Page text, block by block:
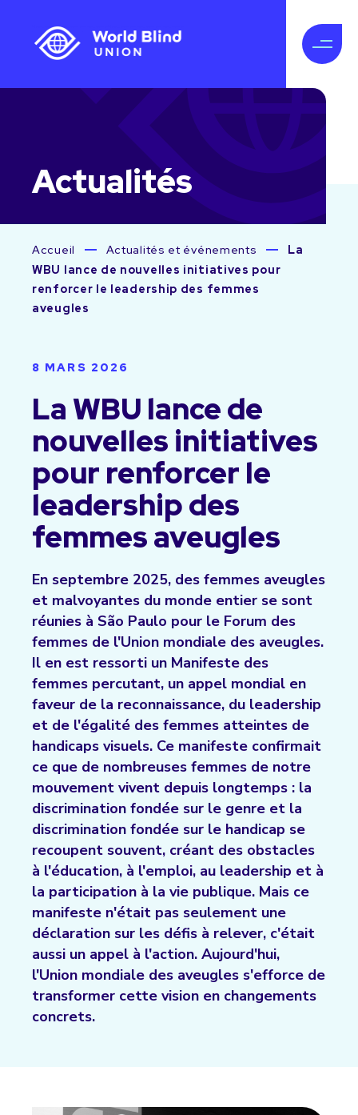
Actualités
Accueil Actualités et événements
La
WBU lance de nouvelles initiatives pour
renforcer le leadership des femmes
aveugles
8 MARS 2026
La WBU lance de
nouvelles initiatives
pour renforcer le
leadership des
femmes aveugles
En septembre 2025, des femmes aveugles
et malvoyantes du monde entier se sont
réunies à São Paulo pour le Forum des
femmes de l'Union mondiale des aveugles.
Il en est ressorti un Manifeste des
femmes percutant, un appel mondial en
faveur de la reconnaissance, du leadership
et de l'égalité des femmes atteintes de
handicaps visuels. Ce manifeste confirmait
ce que de nombreuses femmes de notre
mouvement vivent depuis longtemps : la
discrimination fondée sur le genre et la
discrimination fondée sur le handicap se
recoupent souvent, créant des obstacles
à l'éducation, à l'emploi, au leadership et à
la participation à la vie publique. Mais ce
manifeste n'était pas seulement une
déclaration sur les défis à relever, c'était
aussi un appel à l'action. Aujourd'hui,
l'Union mondiale des aveugles s'efforce de
transformer cette vision en changements
concrets.